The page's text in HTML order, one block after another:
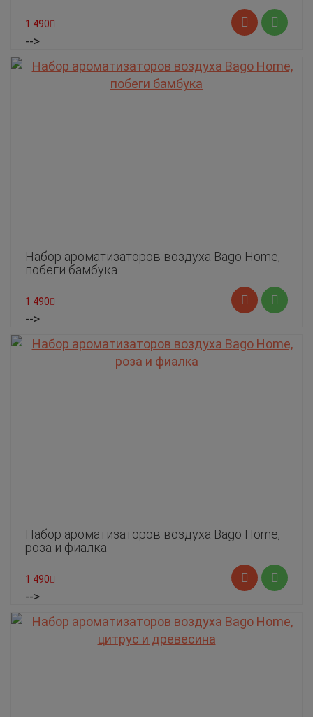
1 490
-->
Набор ароматизаторов воздуха Bago Home,
побеги бамбука
1 490
-->
Набор ароматизаторов воздуха Bago Home,
роза и фиалка
1 490
-->